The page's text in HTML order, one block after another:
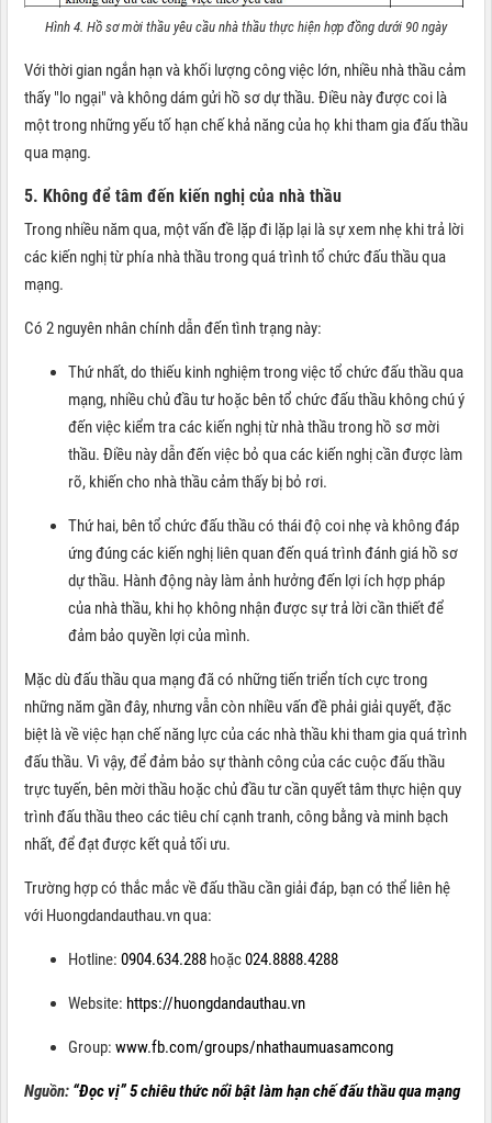
Hình 4. Hồ sơ mời thầu yêu cầu nhà thầu thực hiện hợp đồng dưới 90 ngày
Với thời gian ngắn hạn và khối lượng công việc lớn, nhiều nhà thầu cảm
thấy "lo ngại" và không dám gửi hồ sơ dự thầu. Điều này được coi là
một trong những yếu tố hạn chế khả năng của họ khi tham gia đấu thầu
qua mạng.
5. Không để tâm đến kiến nghị của nhà thầu
Trong nhiều năm qua, một vấn đề lặp đi lặp lại là sự xem nhẹ khi trả lời
các kiến nghị từ phía nhà thầu trong quá trình tổ chức đấu thầu qua
mạng.
Có 2 nguyên nhân chính dẫn đến tình trạng này:
Thứ nhất, do thiếu kinh nghiệm trong việc tổ chức đấu thầu qua
mạng, nhiều chủ đầu tư hoặc bên tổ chức đấu thầu không chú ý
đến việc kiểm tra các kiến nghị từ nhà thầu trong hồ sơ mời
thầu. Điều này dẫn đến việc bỏ qua các kiến nghị cần được làm
rõ, khiến cho nhà thầu cảm thấy bị bỏ rơi.
Thứ hai, bên tổ chức đấu thầu có thái độ coi nhẹ và không đáp
ứng đúng các kiến nghị liên quan đến quá trình đánh giá hồ sơ
dự thầu. Hành động này làm ảnh hưởng đến lợi ích hợp pháp
của nhà thầu, khi họ không nhận được sự trả lời cần thiết để
đảm bảo quyền lợi của mình.
Mặc dù đấu thầu qua mạng đã có những tiến triển tích cực trong
những năm gần đây, nhưng vẫn còn nhiều vấn đề phải giải quyết, đặc
biệt là về việc hạn chế năng lực của các nhà thầu khi tham gia quá trình
đấu thầu. Vì vậy, để đảm bảo sự thành công của các cuộc đấu thầu
trực tuyến, bên mời thầu hoặc chủ đầu tư cần quyết tâm thực hiện quy
trình đấu thầu theo các tiêu chí cạnh tranh, công bằng và minh bạch
nhất, để đạt được kết quả tối ưu.
Trường hợp có thắc mắc về đấu thầu cần giải đáp, bạn có thể liên hệ
với Huongdandauthau.vn qua:
Hotline: 0904.634.288 hoặc024.8888.4288
Website: https://huongdandauthau.vn
Group: www.fb.com/groups/nhathaumuasamcong
Nguồn: “Đọc vị” 5 chiêu thức nổi bật làm hạn chế đấu thầu qua mạng